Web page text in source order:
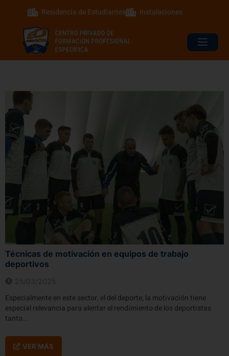
Residencia de Estudiantes Instalaciones
Técnicas de motivación en equipos de trabajo
deportivos
Especialmente en este sector, el del deporte, la motivación tiene
especial relevancia para alentar el rendimiento de los deportistas
tanto...
VER MÁS